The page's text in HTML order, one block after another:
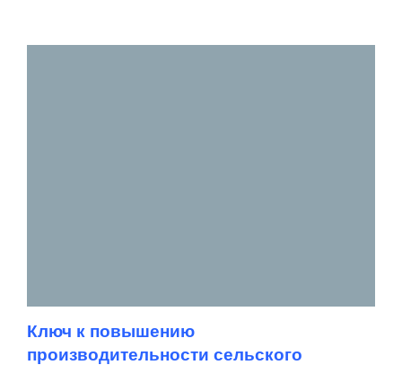
Ключ к повышению
производительности сельского